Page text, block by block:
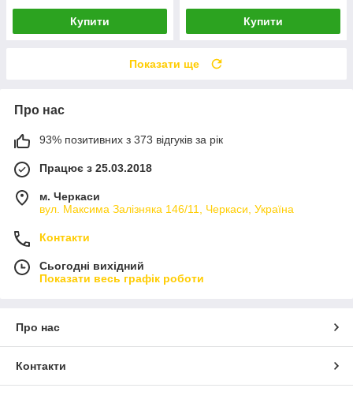
Купити Купити
Показати ще
Про нас
93% позитивних з 373 відгуків за рік
Працює з 25.03.2018
м. Черкаси
вул. Максима Залізняка 146/11, Черкаси, Україна
Контакти
Сьогодні вихідний
Показати весь графік роботи
Про нас
Контакти